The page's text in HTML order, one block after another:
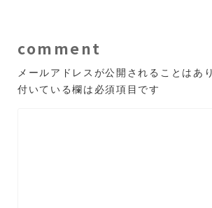
comment
メールアドレスが公開されることはあ
付いている欄は必須項目です